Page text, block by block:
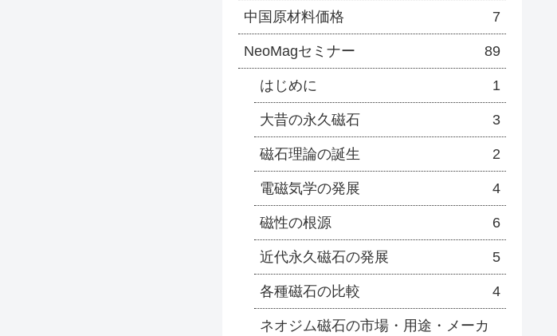
中国原材料価格 7
NeoMagセミナー 89
はじめに 1
大昔の永久磁石 3
磁石理論の誕生 2
電磁気学の発展 4
磁性の根源 6
近代永久磁石の発展 5
各種磁石の比較 4
ネオジム磁石の市場・用途・メーカ